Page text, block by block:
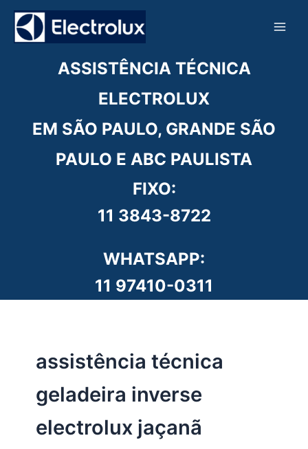
para
ASSISTÊNCIA TÉCNICA
ELECTROLUX
EM SÃO PAULO, GRANDE SÃO
PAULO E ABC PAULISTA
FIXO:
11 3843-8722
WHATSAPP:
11 97410-0311
assistência técnica
geladeira inverse
electrolux jaçanã